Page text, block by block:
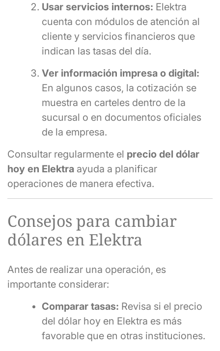
Usar servicios internos: Elektra
cuenta con módulos de atención al
cliente y servicios financieros que
indican las tasas del día.
Ver información impresa o digital:
En algunos casos, la cotización se
muestra en carteles dentro de la
sucursal o en documentos oficiales
de la empresa.
Consultar regularmente el precio del dólar
hoy en Elektra ayuda a planificar
operaciones de manera efectiva.
Consejos para cambiar
dólares en Elektra
Antes de realizar una operación, es
importante considerar:
Comparar tasas: Revisa si el precio
del dólar hoy en Elektra es más
favorable que en otras instituciones.